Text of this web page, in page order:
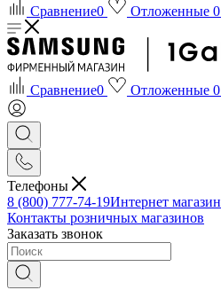
Сравнение0 Отложенные 0
Сравнение0 Отложенные 0
Телефоны
8 (800) 777-74-19Интернет магазин
Контакты розничных магазинов
Заказать звонок